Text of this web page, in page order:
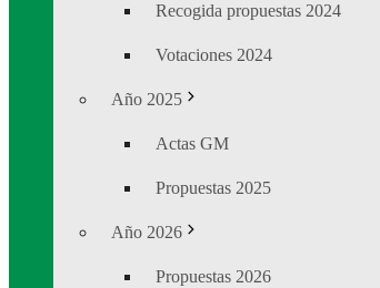
Recogida propuestas 2024
Votaciones 2024
Año 2025
Actas GM
Propuestas 2025
Año 2026
Propuestas 2026